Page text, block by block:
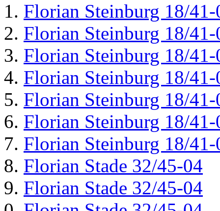
Florian Steinburg 18/41-
Florian Steinburg 18/41-
Florian Steinburg 18/41-
Florian Steinburg 18/41-
Florian Steinburg 18/41-
Florian Steinburg 18/41-
Florian Steinburg 18/41-
Florian Stade 32/45-04
Florian Stade 32/45-04